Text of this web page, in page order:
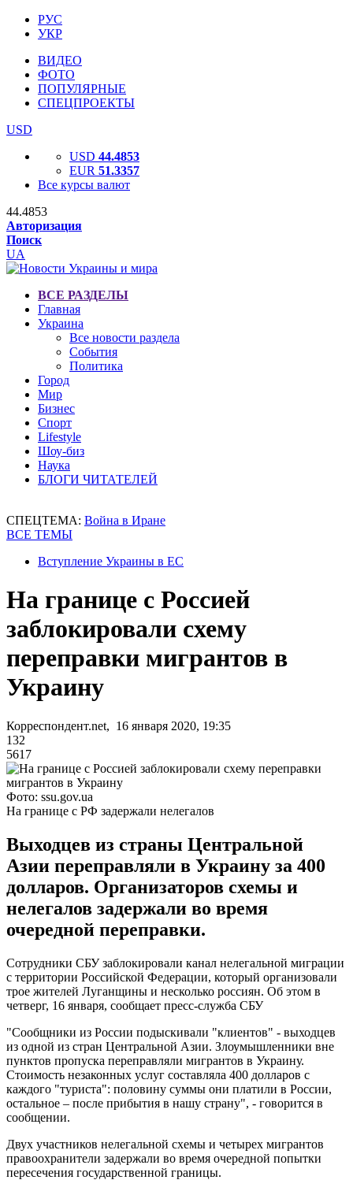
РУС
УКР
ВИДЕО
ФОТО
ПОПУЛЯРНЫЕ
СПЕЦПРОЕКТЫ
USD
USD 44.4853
EUR 51.3357
Все курсы валют
44.4853
Авторизация
Поиск
UA
ВСЕ РАЗДЕЛЫ
Главная
Украина
Все новости раздела
События
Политика
Город
Мир
Бизнес
Спорт
Lifestyle
Шоу-биз
Наука
БЛОГИ ЧИТАТЕЛЕЙ
СПЕЦТЕМА: Война в Иране
ВСЕ ТЕМЫ
Вступление Украины в ЕС
На границе с Россией
заблокировали схему
переправки мигрантов в
Украину
Корреспондент.net, 16 января 2020, 19:35
132
5617
Фото: ssu.gov.ua
На границе с РФ задержали нелегалов
Выходцев из страны Центральной
Азии переправляли в Украину за 400
долларов. Организаторов схемы и
нелегалов задержали во время
очередной переправки.
Сотрудники СБУ заблокировали канал нелегальной миграции
с территории Российской Федерации, который организовали
трое жителей Луганщины и несколько россиян. Об этом в
четверг, 16 января, сообщает пресс-служба СБУ
"Сообщники из России подыскивали "клиентов" - выходцев
из одной из стран Центральной Азии. Злоумышленники вне
пунктов пропуска переправляли мигрантов в Украину.
Стоимость незаконных услуг составляла 400 долларов с
каждого "туриста": половину суммы они платили в России,
остальное ‒ после прибытия в нашу страну", - говорится в
сообщении.
Двух участников нелегальной схемы и четырех мигрантов
правоохранители задержали во время очередной попытки
пересечения государственной границы.